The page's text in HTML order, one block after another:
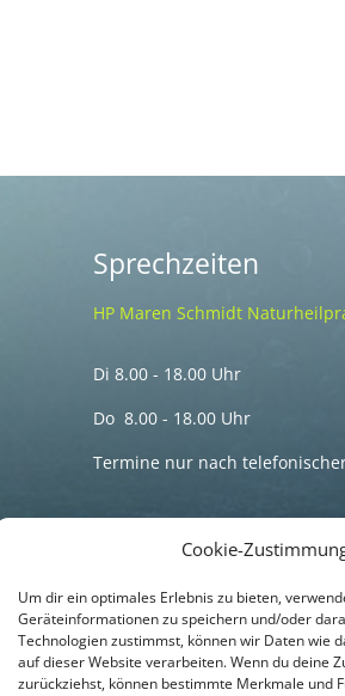
Cookie-
Um dir ein optimales Erlebnis zu bieten,
Geräteinformationen zu speichern und/oder
Technologien zustimmst, können wir Daten wie
auf dieser Website verarbeiten. Wenn du deine
zurückziehst, können bestimmte Merkmale und
Sprechzeiten
HP Maren Schmidt
Di 8.00 - 18.00 Uhr
Do 8.00 - 18.00 Uhr
Termine nur nach